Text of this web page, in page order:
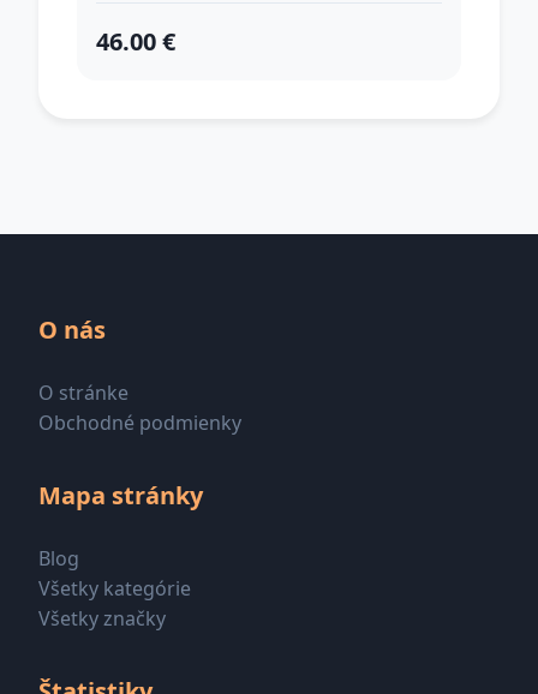
46.00 €
O nás
O stránke
Obchodné podmienky
Mapa stránky
Blog
Všetky kategórie
Všetky značky